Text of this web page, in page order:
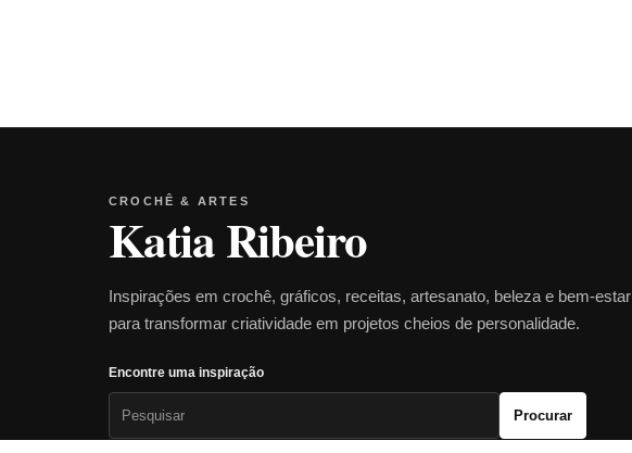
CROCHÊ & ARTES
Katia Ribeiro
Inspirações em crochê, gráficos, receitas, artesanato, beleza e bem-estar
para transformar criatividade em projetos cheios de personalidade.
Encontre uma inspiração
Procurar